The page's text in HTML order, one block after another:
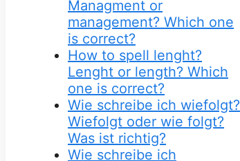
Managment or
management? Which one
is correct?
How to spell lenght?
Lenght or length? Which
one is correct?
Wie schreibe ich wiefolgt?
Wiefolgt oder wie folgt?
Was ist richtig?
Wie schreibe ich